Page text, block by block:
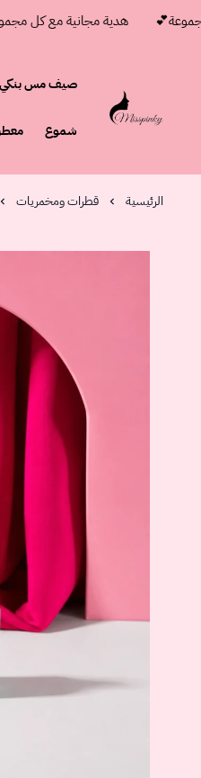
هدية مجانية مع كل
مس بنكي
صيف مس بنكي
شموع
الرئيسية قطرات ومخمريات